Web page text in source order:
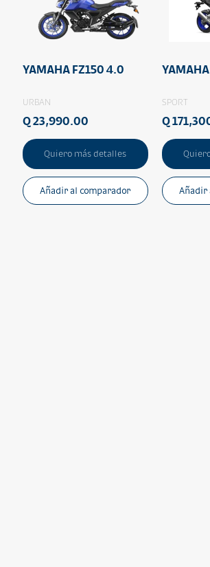
YAMAHA FZ150 4.0
URBAN
Q 23,990.00
Quiero más detalles
Añadir al comparador
SPORT
Q
Añadir